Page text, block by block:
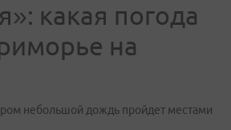
какая погода
на
небольшой дождь пройдет местами